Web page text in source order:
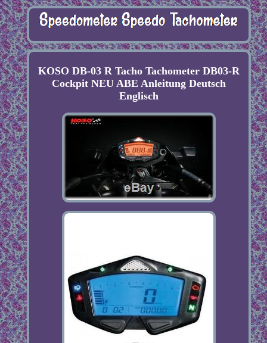
KOSO DB-03 R Tacho Tachometer DB03-R
Cockpit NEU ABE Anleitung Deutsch
Englisch